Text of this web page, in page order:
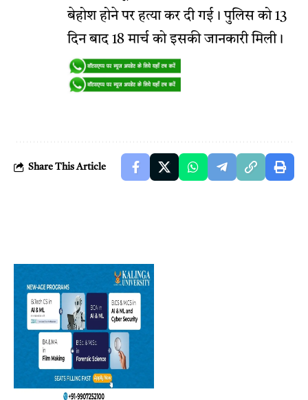
बेहोश होने पर हत्या कर दी गई। पुलिस को 13
दिन बाद 18 मार्च को इसकी जानकारी मिली।
Share This Article